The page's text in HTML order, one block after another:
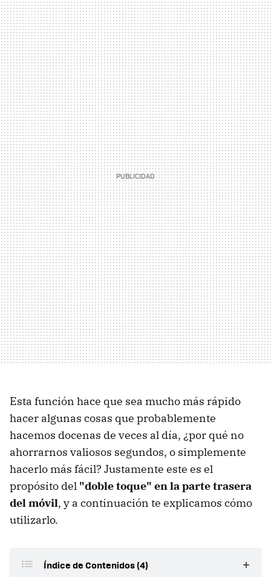
Esta función hace que sea mucho más rápido
hacer algunas cosas que probablemente
hacemos docenas de veces al día, ¿por qué no
ahorrarnos valiosos segundos, o simplemente
hacerlo más fácil? Justamente este es el
propósito del "doble toque" en la parte trasera
del móvil, y a continuación te explicamos cómo
utilizarlo.
Índice de Contenidos (4)